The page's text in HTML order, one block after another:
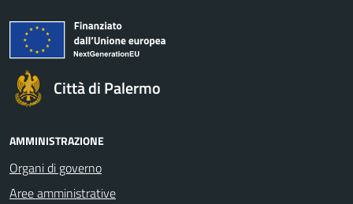
Città di Palermo
AMMINISTRAZIONE
Organi di governo
Aree amministrative